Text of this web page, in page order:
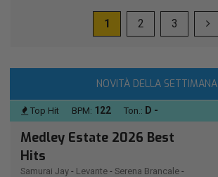
1 2 3
NOVITÀ DELLA SETTIMANA
Top Hit BPM: 122 Ton.: D -
Medley Estate 2026 Best
Hits
Samurai Jay - Levante - Serena Brancale -